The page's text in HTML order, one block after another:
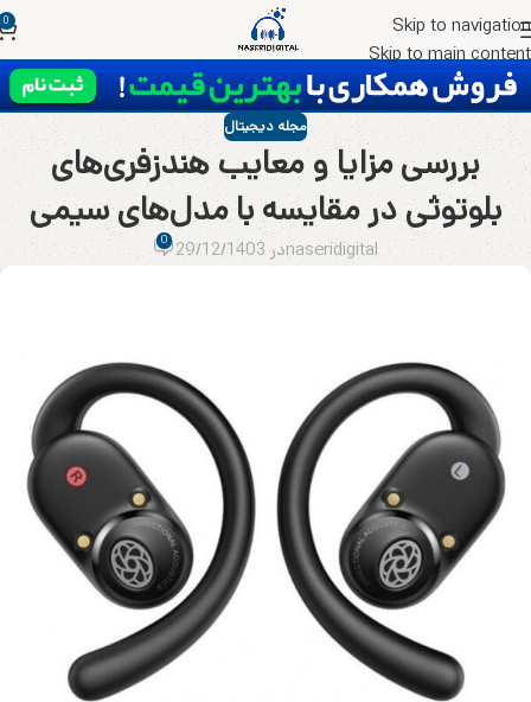
Skip to navigation
Skip to main content
0
مجله دیجیتال
بررسی مزایا و معایب هندزفری‌های
بلوتوثی در مقایسه با مدل‌های سیمی
naseridigitalدر 29/12/1403 0